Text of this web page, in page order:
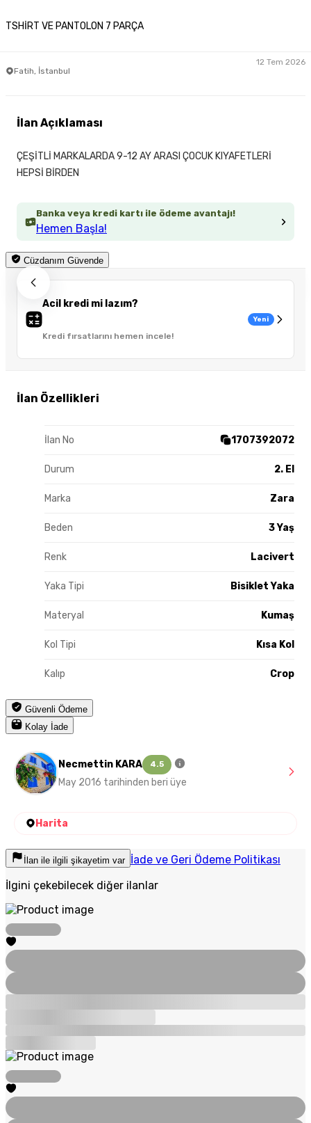
TSHİRT VE PANTOLON 7 PARÇA
Fatih, İstanbul
12 Tem 2026
Banka veya kredi kartı ile ödeme avantajı!
Hemen Başla!
Cüzdanım Güvende
Acil kredi mi lazım?
Kredi fırsatlarını hemen incele!
Yeni
İlan Özellikleri
İlan No 1707392072
Durum 2. El
Marka Zara
Beden 3 Yaş
Renk Lacivert
Yaka Tipi Bisiklet Yaka
Materyal Kumaş
Kol Tipi Kısa Kol
Kalıp Crop
Güvenli Ödeme
Kolay İade
İlan Açıklaması
ÇEŞİTLİ MARKALARDA 9-12 AY ARASI ÇOCUK KIYAFETLERİ
HEPSİ BİRDEN
Necmettin KARA 4.5
May 2016 tarihinden beri üye
Harita
İlan ile ilgili şikayetim var İade ve Geri Ödeme Politikası
İlgini çekebilecek diğer ilanlar